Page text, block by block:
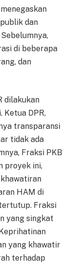
dan
di beberapa
dan
dilakukan
Ketua DPR,
transparansi
tidak ada
Fraksi PKB
proyek ini,
HAM di
Fraksi
yang singkat
yang khawatir
terhadap